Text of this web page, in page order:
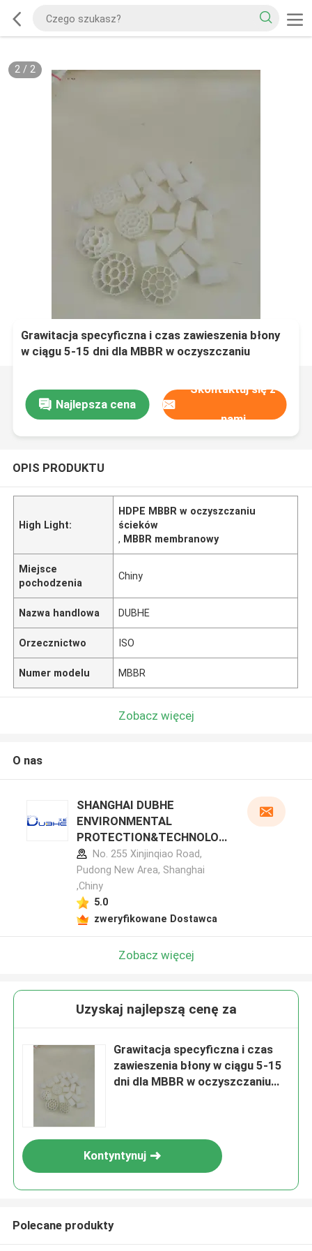
2/ 2
Grawitacja specyficzna i czas zawieszenia błony
w ciągu 5-15 dni dla MBBR w oczyszczaniu
Najlepsza cena
Skontaktuj się z
nami
OPIS PRODUKTU
High Light:
HDPE MBBR w oczyszczaniu
ścieków
, MBBR membranowy
Miejsce
pochodzenia
Chiny
Nazwa handlowa DUBHE
Orzecznictwo ISO
Numer modelu MBBR
Zobacz więcej
O nas
SHANGHAI DUBHE
ENVIRONMENTAL
PROTECTION&TECHNOLOG
Y CO.,LTD profil producenta
No. 255 Xinjinqiao Road,
Pudong New Area, Shanghai
,Chiny
5.0
zweryfikowane Dostawca
Zobacz więcej
Uzyskaj najlepszą cenę za
Grawitacja specyficzna i czas
zawieszenia błony w ciągu 5-15
dni dla MBBR w oczyszczaniu
Kontyntynuj
Polecane produkty